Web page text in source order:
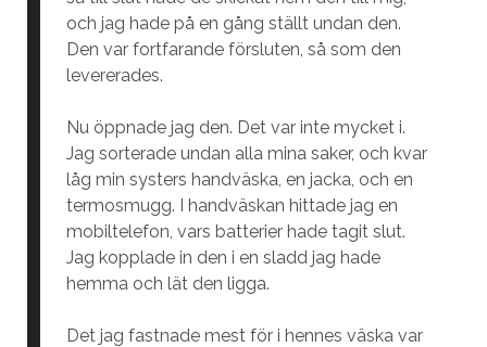
och jag hade på en gång ställt undan den.
Den var fortfarande försluten, så som den
levererades.
Nu öppnade jag den. Det var inte mycket i.
Jag sorterade undan alla mina saker, och kvar
låg min systers handväska, en jacka, och en
termosmugg. I handväskan hittade jag en
mobiltelefon, vars batterier hade tagit slut.
Jag kopplade in den i en sladd jag hade
hemma och lät den ligga.
Det jag fastnade mest för i hennes väska var